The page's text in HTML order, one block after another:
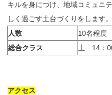
キルを身につけ、地域コミュニ
しく過ごす土台づくりをします。
人数
10名程度
総合クラス
土 14：
アクセス